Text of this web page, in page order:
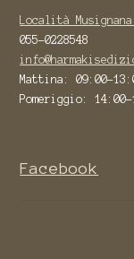
Località
055-0228548
Mattina: 09:00-
Pomeriggio:
Facebook